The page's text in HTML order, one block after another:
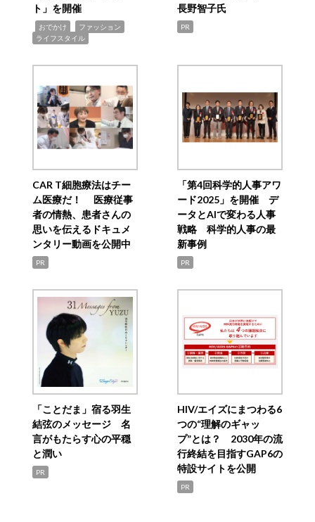
ト」を開催
おでかけ ファッション
ライフスタイル
長野智子氏
PR
CAR T細胞療法はチー
ム医療だ！ 医療従事
者の情熱、患者さんの
思いを伝えるドキュメ
ンタリー動画を公開中
PR
「第4回科学的人事アワ
ード2025」を開催 デ
ータとAIで変わる人事
戦略 科学的人事の最
新事例
PR
「ことだま」宿る羽生
結弦のメッセージ 名
言がもたらす心の平穏
と潤い
PR
HIV/エイズにまつわる6
つの“理解のギャッ
プ”とは？ 2030年の流
行終結を目指すGAP6の
特設サイトを公開
PR